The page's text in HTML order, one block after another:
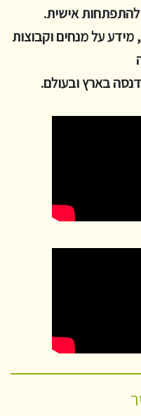
אישית.
מידע על מנחים וקבוצות
בארץ ובעולם.